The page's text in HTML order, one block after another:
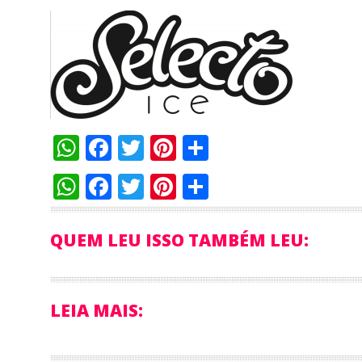
WhatsApp
Facebook
TwitterPinterest
WhatsApp
Facebook
TwitterPinterest
QUEM LEU ISSO TAMBÉM LEU:
LEIA MAIS: